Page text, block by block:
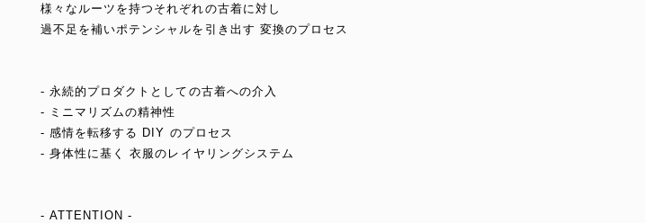
様々なルーツを持つそれぞれの古着に対し
過不足を補いポテンシャルを引き出す 変換のプロセス
- 永続的プロダクトとしての古着への介入
- ミニマリズムの精神性
- 感情を転移する DIY のプロセス
- 身体性に基く 衣服のレイヤリングシステム
- ATTENTION -